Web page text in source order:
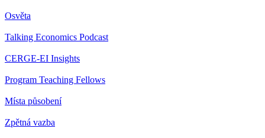
Osvěta
Talking Economics Podcast
CERGE-EI Insights
Program Teaching Fellows
Místa působení
Zpětná vazba